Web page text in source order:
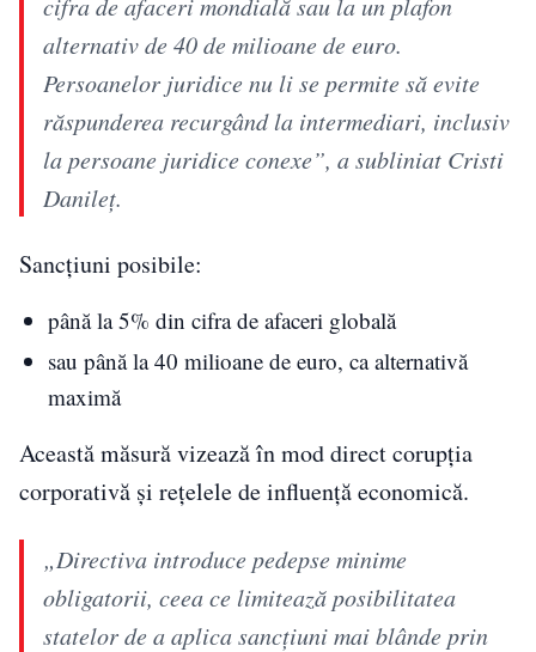
alternativ de 40 de milioane de euro.
Persoanelor juridice nu li se permite să evite
răspunderea recurgând la intermediari, inclusiv
la persoane juridice conexe”, a subliniat Cristi
Danileț.
Sancțiuni posibile:
până la 5% din cifra de afaceri globală
sau până la 40 milioane de euro, ca alternativă
maximă
Această măsură vizează în mod direct corupția
corporativă și rețelele de influență economică.
„Directiva introduce pedepse minime
obligatorii, ceea ce limitează posibilitatea
statelor de a aplica sancțiuni mai blânde prin